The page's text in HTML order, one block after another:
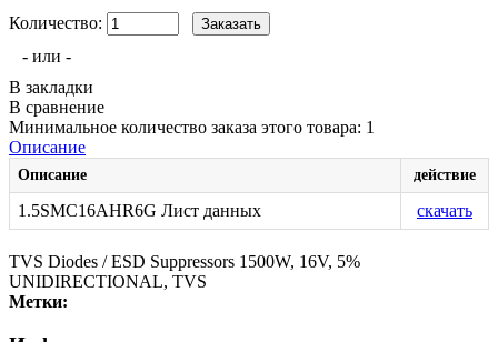
Количество:
- или -
В закладки
В сравнение
Минимальное количество заказа этого товара: 1
Описание
Описание действие
1.5SMC16AHR6G Лист данных скачать
TVS Diodes / ESD Suppressors 1500W, 16V, 5%
UNIDIRECTIONAL, TVS
Метки: